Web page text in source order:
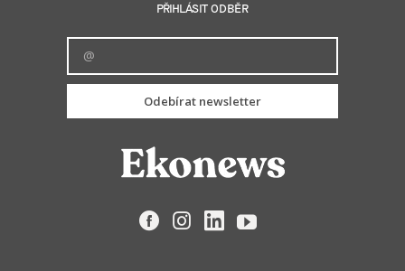
PŘIHLÁSIT ODBĚR
Odebírat newsletter
FacebookInstagramLinkedIn
YouTube